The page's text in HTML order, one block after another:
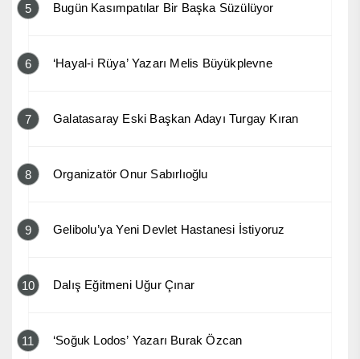
5 Bugün Kasımpatılar Bir Başka Süzülüyor
6 ‘Hayal-i Rüya’ Yazarı Melis Büyükplevne
7 Galatasaray Eski Başkan Adayı Turgay Kıran
8 Organizatör Onur Sabırlıoğlu
9 Gelibolu’ya Yeni Devlet Hastanesi İstiyoruz
10 Dalış Eğitmeni Uğur Çınar
11 ‘Soğuk Lodos’ Yazarı Burak Özcan